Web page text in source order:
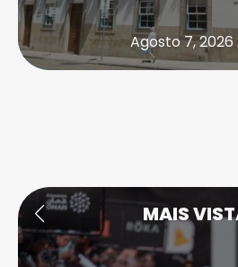
Agosto 7, 2026 .
MAIS